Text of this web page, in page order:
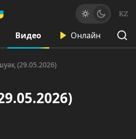
KZ
Видео Онлайн
(29.05.2026)